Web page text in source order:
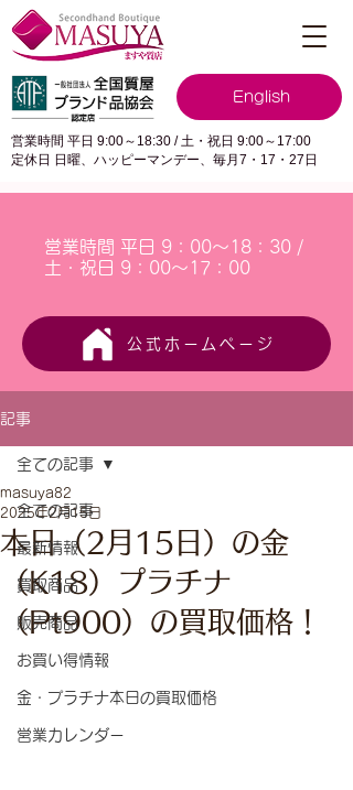
English
営業時間 平日 9:00～18:30 / 土・祝日 9:00～17:00
定休日 日曜、ハッピーマンデー、毎月7・17・27日
営業時間 平日 9：00～18：30 /
土・祝日 9：00～17：00
公式ホームページ
記事
全ての記事
最新情報
買取商品
販売商品
お買い得情報
金・プラチナ本日の買取価格
営業カレンダー
全ての記事
本日（2月15日）の金
（K18）プラチナ
（Pt900）の買取価格！
masuya82
2025年2月15日